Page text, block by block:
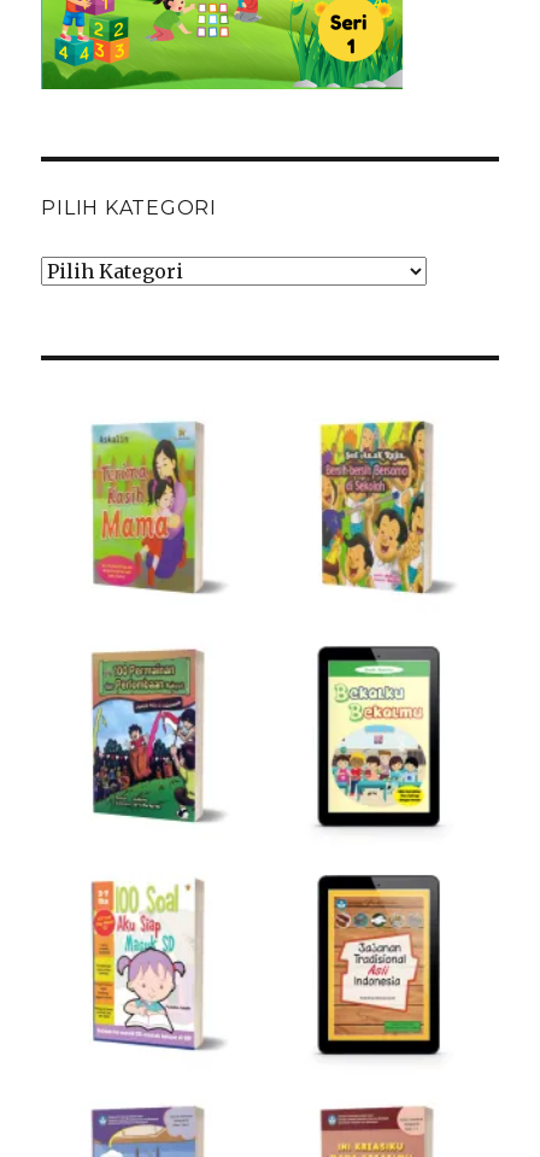
PILIH KATEGORI
Pilih